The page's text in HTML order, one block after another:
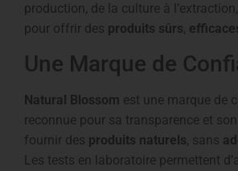
production, de la culture à
pour offrir des produits sûrs,
Une Marque de
Natural Blossom est une marque de
reconnue pour sa transparence et
fournir des produits naturels, sans
Les tests en laboratoire permettent